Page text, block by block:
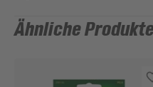
Ähnliche